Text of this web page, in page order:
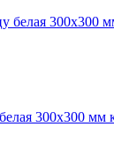
300х300 мм